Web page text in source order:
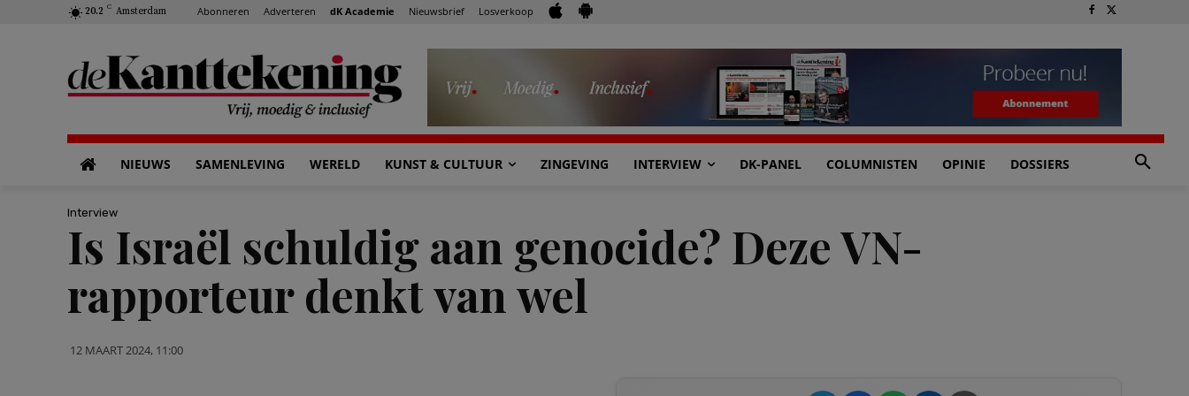
20.2 C Amsterdam Abonneren Adverteren dK Academie Nieuwsbrief Losverkoop
NIEUWS SAMENLEVING WERELD KUNST & CULTUUR ZINGEVING INTERVIEW DK-PANEL COLUMNISTEN OPINIE DOSSIERS
Interview
Is Israël schuldig aan genocide? Deze VN-
rapporteur denkt van wel
12 MAART 2024, 11:00